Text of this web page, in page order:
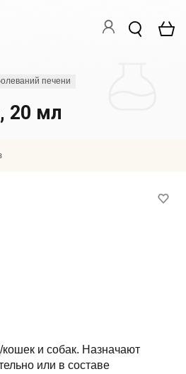
печени
20 мл
и собак. Назначают
или в составе